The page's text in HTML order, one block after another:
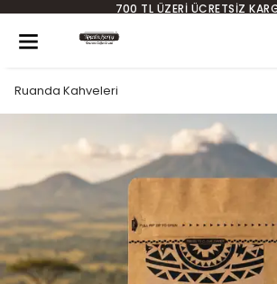
700 TL ÜZERI ÜCRETSIZ
Ruanda Kahveleri